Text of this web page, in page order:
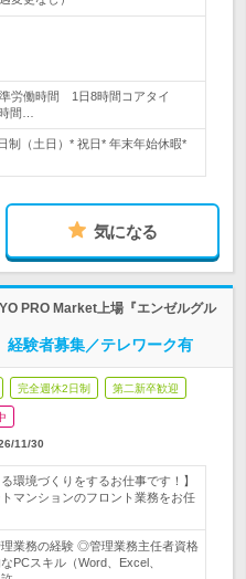
労働時間 1日8時間コアタイ
間…
制（土日）* 祝日* 年末年始休暇*
気になる
PRO Market上場『エンゼルグル
経験者募集／テレワーク有
完全週休2日制 第二新卒歓迎
11/30
環境づくりをするお仕事です！】
マンションのフロント業務をお任
業務の経験 ◎管理業務主任者資格
PCスキル（Word、Excel、